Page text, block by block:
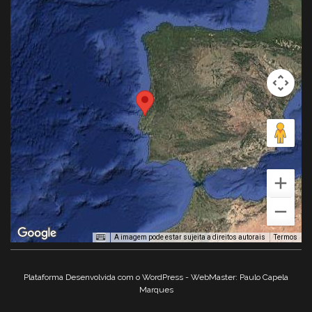
A imagem pode estar sujeita a direitos autorais Termos
Plataforma Desenvolvida com o WordPress - WebMaster: Paulo Capela
Marques